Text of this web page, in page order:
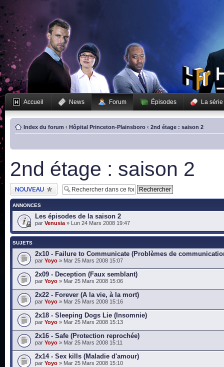
Accueil News Forum Épisodes La série
Index du forum ‹ Hôpital Princeton-Plainsboro ‹ 2nd étage : saison 2
2nd étage : saison 2
Publier un nouveau
sujet
ANNONCES
Les épisodes de la saison 2
par Venusia » Lun 24 Mars 2008 19:47
SUJETS
2x10 - Failure to Communicate (Problèmes de
par Yoyo » Mar 25 Mars 2008 15:07
2x09 - Deception (Faux semblant)
par Yoyo » Mar 25 Mars 2008 15:06
2x22 - Forever (A la vie, à la mort)
par Yoyo » Mar 25 Mars 2008 15:16
2x18 - Sleeping Dogs Lie (Insomnie)
par Yoyo » Mar 25 Mars 2008 15:13
2x16 - Safe (Protection reprochée)
par Yoyo » Mar 25 Mars 2008 15:11
2x14 - Sex kills (Maladie d'amour)
par Yoyo » Mar 25 Mars 2008 15:10